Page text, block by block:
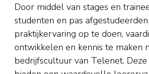
Door middel van stages en
studenten en pas
praktijkervaring op te doen,
ontwikkelen en kennis te maken
bedrijfscultuur van Telenet. Deze